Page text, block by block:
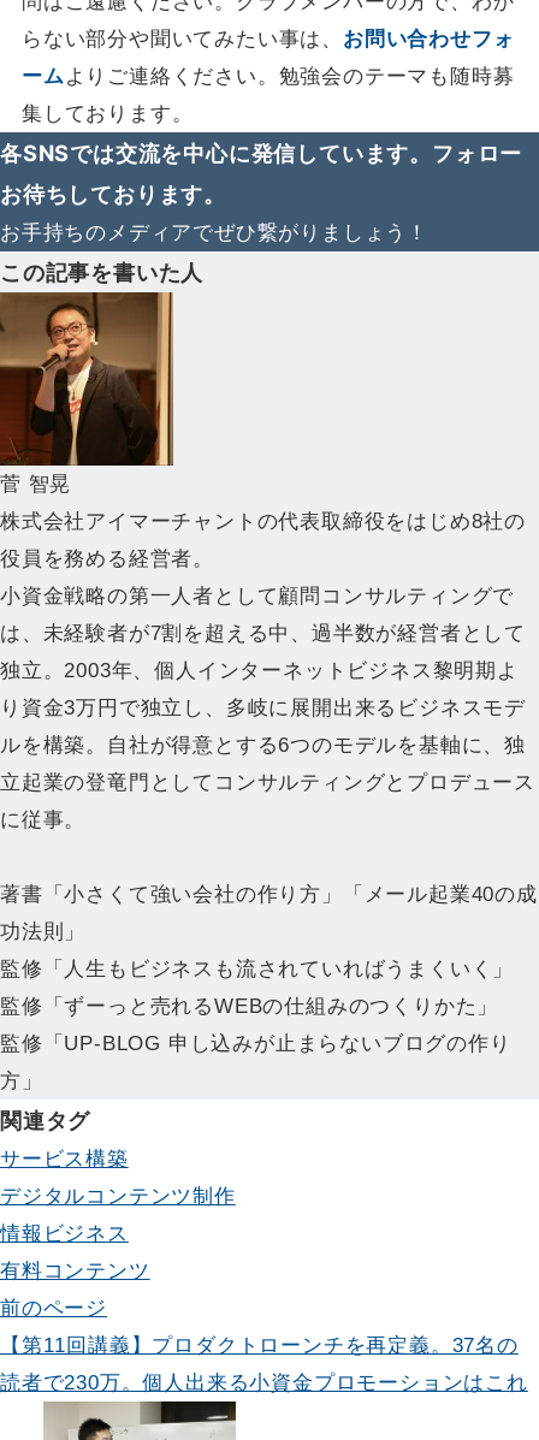
らない部分や聞いてみたい事は、 お問い合わせフォ
ーム よりご連絡ください。勉強会のテーマも随時募
集しております。
各SNSでは交流を中心に発信しています。フォロー
お待ちしております。
お手持ちのメディアでぜひ繋がりましょう！
この記事を書いた人
菅 智晃
株式会社アイマーチャントの代表取締役をはじめ8社の
役員を務める経営者。
小資金戦略の第一人者として顧問コンサルティングで
は、未経験者が7割を超える中、過半数が経営者として
独立。2003年、個人インターネットビジネス黎明期よ
り資金3万円で独立し、多岐に展開出来るビジネスモデ
ルを構築。自社が得意とする6つのモデルを基軸に、独
立起業の登竜門としてコンサルティングとプロデュース
に従事。
著書「小さくて強い会社の作り方」「メール起業40の成
功法則」
監修「人生もビジネスも流されていればうまくいく」
監修「ずーっと売れるWEBの仕組みのつくりかた」
監修「UP-BLOG 申し込みが止まらないブログの作り
方」
関連タグ
サービス構築
デジタルコンテンツ制作
情報ビジネス
有料コンテンツ
投
稿
前のページ
【第11回講義】プロダクトローンチを再定義。37名の
読者で230万。個人出来る小資金プロモーションはこれ